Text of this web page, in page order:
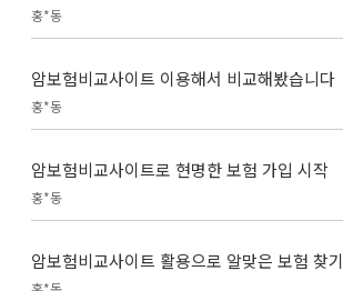
홍*동
암보험비교사이트 이용해서 비교해봤습니다
홍*동
암보험비교사이트로 현명한 보험 가입 시작
홍*동
암보험비교사이트 활용으로 알맞은 보험 찾기